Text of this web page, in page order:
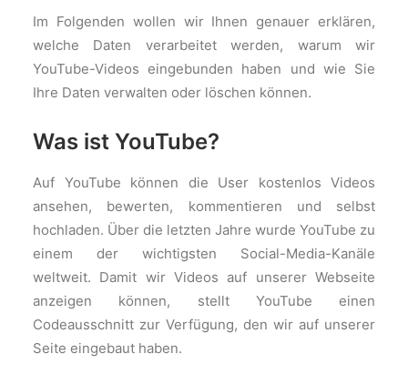
Im Folgenden wollen wir Ihnen genauer erklären,
welche Daten verarbeitet werden, warum wir
YouTube-Videos eingebunden haben und wie Sie
Ihre Daten verwalten oder löschen können.
Was ist YouTube?
Auf YouTube können die User kostenlos Videos
ansehen, bewerten, kommentieren und selbst
hochladen. Über die letzten Jahre wurde YouTube zu
einem der wichtigsten Social-Media-Kanäle
weltweit. Damit wir Videos auf unserer Webseite
anzeigen können, stellt YouTube einen
Codeausschnitt zur Verfügung, den wir auf unserer
Seite eingebaut haben.